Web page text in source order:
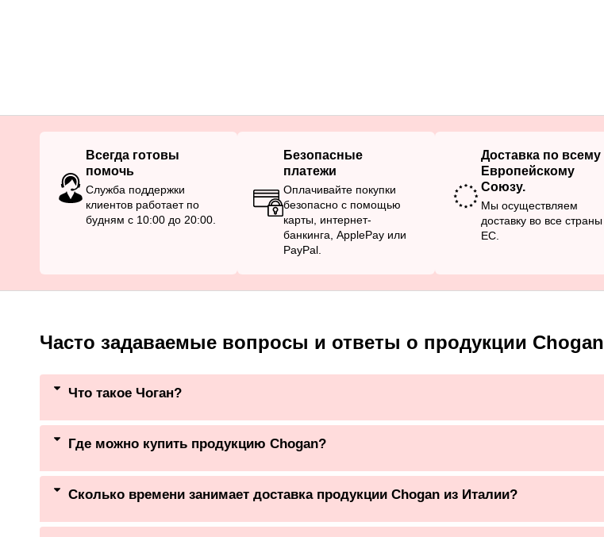
Всегда готовы
помочь
Служба поддержки
клиентов работает по
будням с 10:00 до 20:00.
Безопасные
платежи
Оплачивайте покупки
безопасно с помощью
карты, интернет-
банкинга, ApplePay или
PayPal.
Доставка по всему
Европейскому
Союзу.
Мы осуществляем
доставку во все страны
ЕС.
Часто задаваемые вопросы и ответы о продукции Chogan
Что такое Чоган?
Где можно купить продукцию Chogan?
Сколько времени занимает доставка продукции Chogan из Италии?